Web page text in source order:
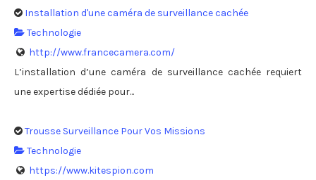
Installation d'une caméra de surveillance cachée
Technologie
http://www.francecamera.com/
L’installation d’une caméra de surveillance cachée requiert
une expertise dédiée pour...
Trousse Surveillance Pour Vos Missions
Technologie
https://www.kitespion.com